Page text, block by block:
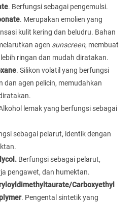
. Berfungsi sebagai pengemulsi.
. Merupakan emolien yang
kulit kering dan beludru. Bahan
agen sunscreen, membuat
ringan dan mudah diratakan.
. Silikon volatil yang berfungsi
dan agen pelicin, memudahkan
lemak yang berfungsi sebagai
sebagai pelarut, identik dengan
Berfungsi sebagai pelarut,
pengawet, dan humektan.
Carboxyethyl
. Pengental sintetik yang